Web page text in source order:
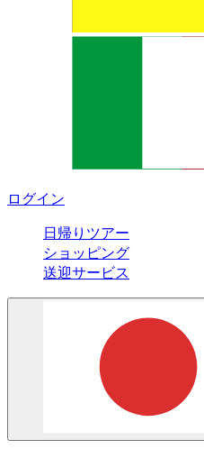
ログイン
日帰りツアー
ショッピング
送迎サービス